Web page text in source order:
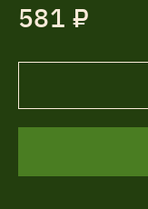
581 ₽